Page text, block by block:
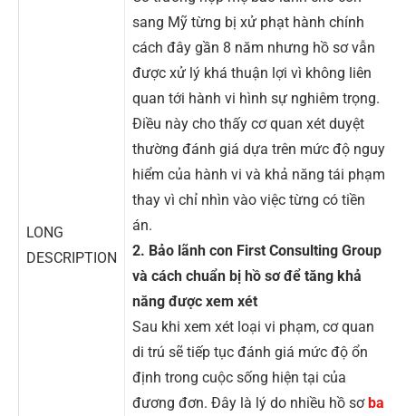
LONG
DESCRIPTION
sang Mỹ từng bị xử phạt hành chính
cách đây gần 8 năm nhưng hồ sơ vẫn
được xử lý khá thuận lợi vì không liên
quan tới hành vi hình sự nghiêm trọng.
Điều này cho thấy cơ quan xét duyệt
thường đánh giá dựa trên mức độ nguy
hiểm của hành vi và khả năng tái phạm
thay vì chỉ nhìn vào việc từng có tiền
án.
2. Bảo lãnh con First Consulting Group
và cách chuẩn bị hồ sơ để tăng khả
năng được xem xét
Sau khi xem xét loại vi phạm, cơ quan
di trú sẽ tiếp tục đánh giá mức độ ổn
định trong cuộc sống hiện tại của
đương đơn. Đây là lý do nhiều hồ sơ ba